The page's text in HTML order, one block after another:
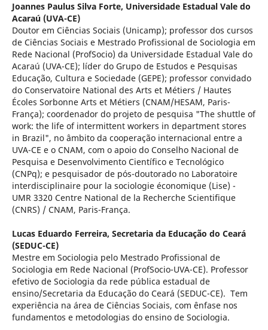
Joannes Paulus Silva Forte, Universidade Estadual Vale do
Acaraú (UVA-CE)
Doutor em Ciências Sociais (Unicamp); professor dos cursos
de Ciências Sociais e Mestrado Profissional de Sociologia em
Rede Nacional (ProfSocio) da Universidade Estadual Vale do
Acaraú (UVA-CE); líder do Grupo de Estudos e Pesquisas
Educação, Cultura e Sociedade (GEPE); professor convidado
do Conservatoire National des Arts et Métiers / Hautes
Écoles Sorbonne Arts et Métiers (CNAM/HESAM, Paris-
França); coordenador do projeto de pesquisa "The shuttle of
work: the life of intermittent workers in department stores
in Brazil", no âmbito da cooperação internacional entre a
UVA-CE e o CNAM, com o apoio do Conselho Nacional de
Pesquisa e Desenvolvimento Científico e Tecnológico
(CNPq); e pesquisador de pós-doutorado no Laboratoire
interdisciplinaire pour la sociologie économique (Lise) -
UMR 3320 Centre National de la Recherche Scientifique
(CNRS) / CNAM, Paris-França.
Lucas Eduardo Ferreira, Secretaria da Educação do Ceará
(SEDUC-CE)
Mestre em Sociologia pelo Mestrado Profissional de
Sociologia em Rede Nacional (ProfSocio-UVA-CE). Professor
efetivo de Sociologia da rede pública estadual de
ensino/Secretaria da Educação do Ceará (SEDUC-CE). Tem
experiência na área de Ciências Sociais, com ênfase nos
fundamentos e metodologias do ensino de Sociologia.